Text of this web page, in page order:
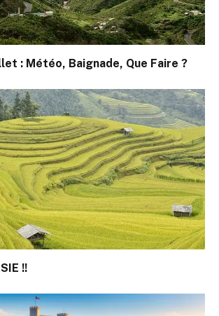
: Météo, Baignade, Que Faire ?
!!